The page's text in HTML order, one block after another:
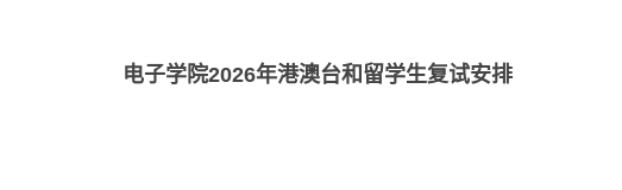
电子学院2026年港澳台和留学生复试安排